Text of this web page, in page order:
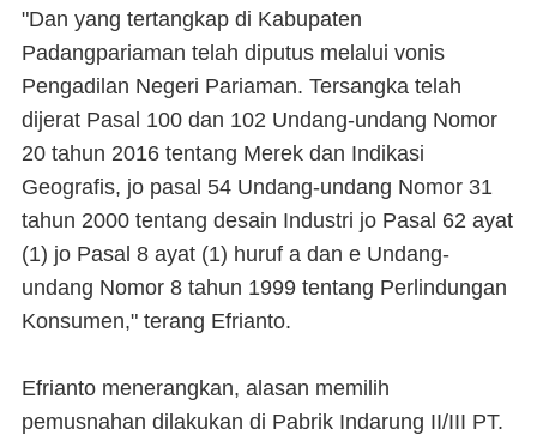
"Dan yang tertangkap di Kabupaten
Padangpariaman telah diputus melalui vonis
Pengadilan Negeri Pariaman. Tersangka telah
dijerat Pasal 100 dan 102 Undang-undang Nomor
20 tahun 2016 tentang Merek dan Indikasi
Geografis, jo pasal 54 Undang-undang Nomor 31
tahun 2000 tentang desain Industri jo Pasal 62 ayat
(1) jo Pasal 8 ayat (1) huruf a dan e Undang-
undang Nomor 8 tahun 1999 tentang Perlindungan
Konsumen," terang Efrianto.
Efrianto menerangkan, alasan memilih
pemusnahan dilakukan di Pabrik Indarung II/III PT.